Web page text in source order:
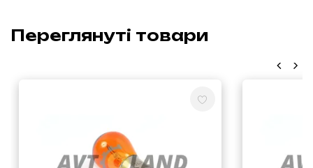
Переглянуті товари